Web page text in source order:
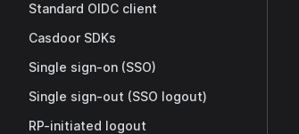
Standard OIDC client
Casdoor SDKs
Single sign-on (SSO)
Single sign-out (SSO logout)
RP-initiated logout